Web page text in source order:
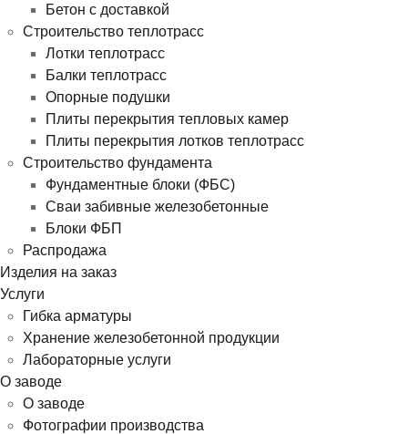
Бетон с доставкой
Строительство теплотрасс
Лотки теплотрасс
Балки теплотрасс
Опорные подушки
Плиты перекрытия тепловых камер
Плиты перекрытия лотков теплотрасс
Строительство фундамента
Фундаментные блоки (ФБС)
Сваи забивные железобетонные
Блоки ФБП
Распродажа
Изделия на заказ
Услуги
Гибка арматуры
Хранение железобетонной продукции
Лабораторные услуги
О заводе
О заводе
Фотографии производства